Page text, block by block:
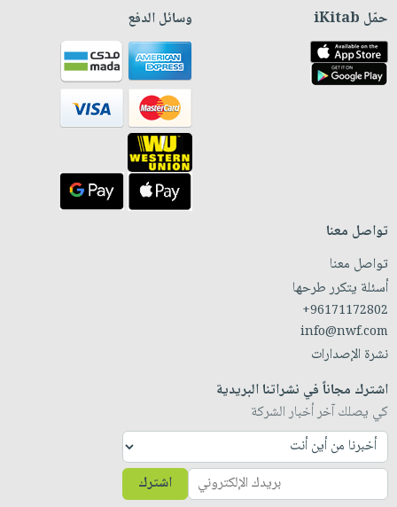
حمّل iKitab وسائل الدفع
تواصل معنا
تواصل معنا
أسئلة يتكرر طرحها
+96171172802
info@nwf.com
نشرة الإصدارات
اشترك مجاناً في نشراتنا البريدية
كي يصلك آخر أخبار الشركة
اشترك